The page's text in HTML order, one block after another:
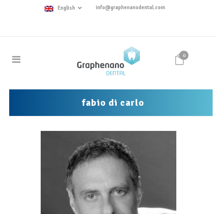
English info@graphenanodental.com
0
fabio di carlo